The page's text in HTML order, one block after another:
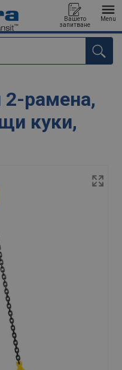
Вашето
запитване
Menu
рамена,
куки,